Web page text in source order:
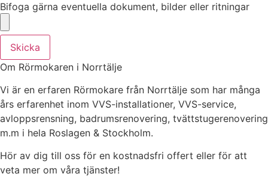
Bifoga gärna eventuella dokument, bilder eller ritningar
Skicka
Om Rörmokaren i Norrtälje
Vi är en erfaren Rörmokare från Norrtälje som har många
års erfarenhet inom VVS-installationer, VVS-service,
avloppsrensning, badrumsrenovering, tvättstugerenovering
m.m i hela Roslagen & Stockholm.
Hör av dig till oss för en kostnadsfri offert eller för att
veta mer om våra tjänster!